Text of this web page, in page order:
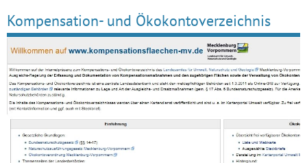
Kompensation- und Ökokontoverzeichnis